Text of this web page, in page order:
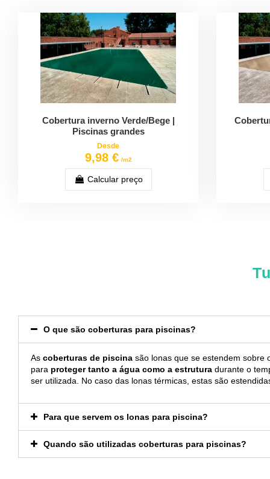
Cobertura inverno Verde/Bege |
Piscinas grandes
Desde
9,98 € /m2
Calcular preço
O que são coberturas para piscinas?
As coberturas de piscina são lonas que se estendem sobre
para proteger tanto a água como a estrutura durante o
ser utilizada. No caso das lonas térmicas, estas são
Para que servem os lonas para piscina?
Quando são utilizadas coberturas para piscinas?